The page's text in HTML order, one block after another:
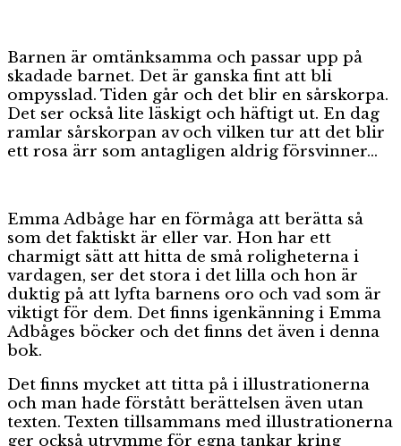
Barnen är omtänksamma och passar upp på
skadade barnet. Det är ganska fint att bli
ompysslad. Tiden går och det blir en sårskorpa.
Det ser också lite läskigt och häftigt ut. En dag
ramlar sårskorpan av och vilken tur att det blir
ett rosa ärr som antagligen aldrig försvinner…
Emma Adbåge har en förmåga att berätta så
som det faktiskt är eller var. Hon har ett
charmigt sätt att hitta de små roligheterna i
vardagen, ser det stora i det lilla och hon är
duktig på att lyfta barnens oro och vad som är
viktigt för dem. Det finns igenkänning i Emma
Adbåges böcker och det finns det även i denna
bok.
Det finns mycket att titta på i illustrationerna
och man hade förstått berättelsen även utan
texten. Texten tillsammans med illustrationerna
ger också utrymme för egna tankar kring